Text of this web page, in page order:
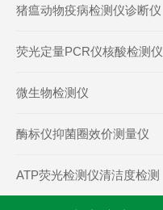
猪瘟动物疫病检测仪诊断仪
荧光定量PCR仪核酸检测仪
微生物检测仪
酶标仪抑菌圈效价测量仪
ATP荧光检测仪清洁度检测